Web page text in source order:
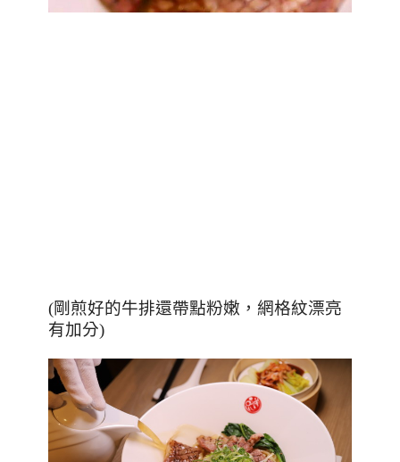
(剛煎好的牛排還帶點粉嫩，網格紋漂亮
有加分)